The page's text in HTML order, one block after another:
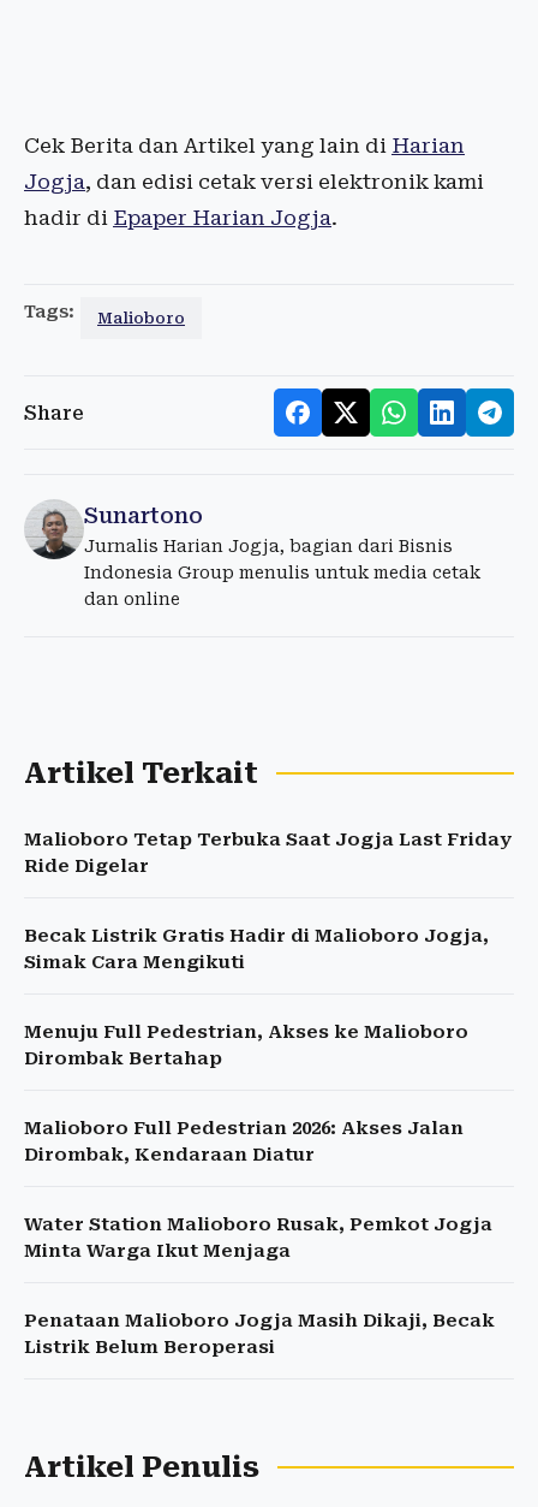
Cek Berita dan Artikel yang lain di Harian
Jogja, dan edisi cetak versi elektronik kami
hadir di Epaper Harian Jogja.
Tags: Malioboro
Share
Sunartono
Jurnalis Harian Jogja, bagian dari Bisnis
Indonesia Group menulis untuk media cetak
dan online
Artikel Terkait
Malioboro Tetap Terbuka Saat Jogja Last Friday
Ride Digelar
Becak Listrik Gratis Hadir di Malioboro Jogja,
Simak Cara Mengikuti
Menuju Full Pedestrian, Akses ke Malioboro
Dirombak Bertahap
Malioboro Full Pedestrian 2026: Akses Jalan
Dirombak, Kendaraan Diatur
Water Station Malioboro Rusak, Pemkot Jogja
Minta Warga Ikut Menjaga
Penataan Malioboro Jogja Masih Dikaji, Becak
Listrik Belum Beroperasi
Artikel Penulis